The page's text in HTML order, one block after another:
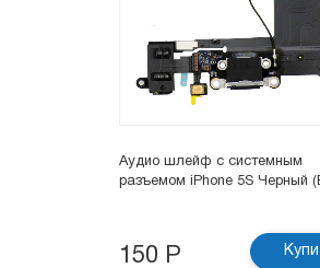
Аудио шлейф с системным
разъемом iPhone 5S Черный
150 Р